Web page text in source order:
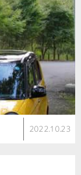
2022.10.23